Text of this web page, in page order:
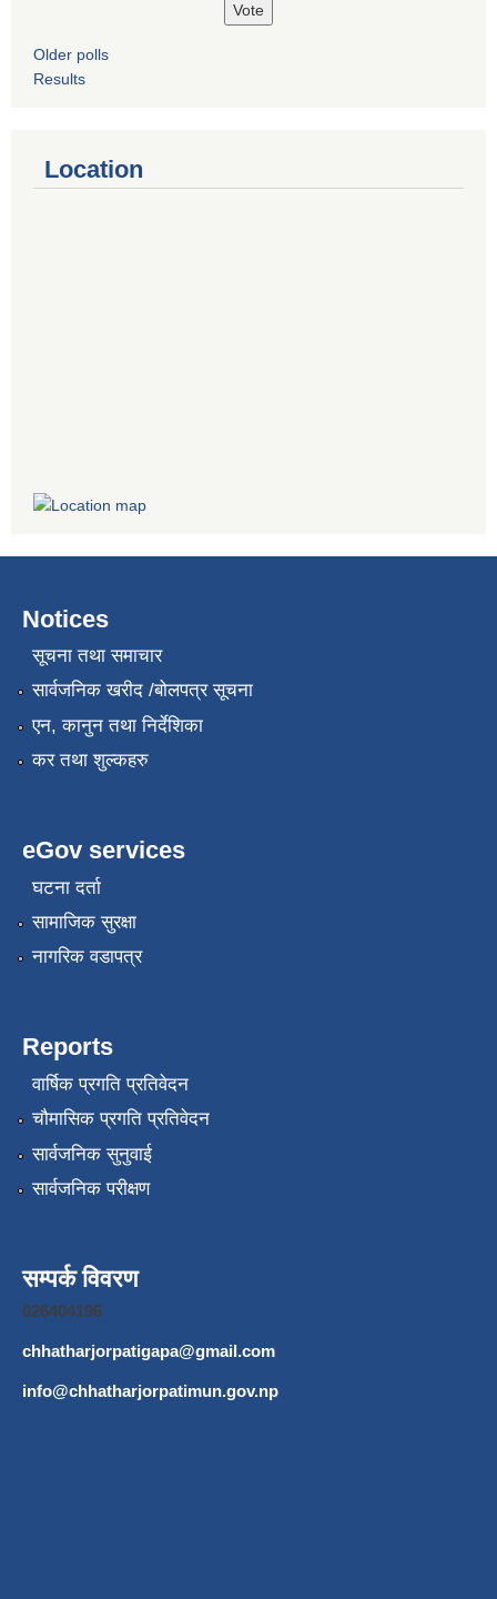
Older polls
Results
Location
Notices
सूचना तथा समाचार
सार्वजनिक खरीद /बोलपत्र सूचना
एन, कानुन तथा निर्देशिका
कर तथा शुल्कहरु
eGov services
घटना दर्ता
सामाजिक सुरक्षा
नागरिक वडापत्र
Reports
वार्षिक प्रगति प्रतिवेदन
चौमासिक प्रगति प्रतिवेदन
सार्वजनिक सुनुवाई
सार्वजनिक परीक्षण
सम्पर्क विवरण
026404196
chhatharjorpatigapa@gmail.com
info@chhatharjorpatimun.gov.np